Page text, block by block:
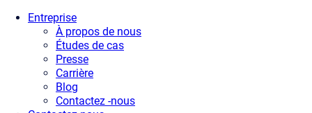
Entreprise
À propos de nous
Études de cas
Presse
Carrière
Blog
Contactez -nous